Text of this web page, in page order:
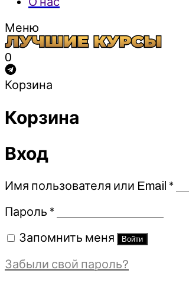
Меню
0
Корзина
Корзина
Вход
Имя пользователя или Email *
Пароль *Обязательно
Запомнить меня Войти
Забыли свой пароль?